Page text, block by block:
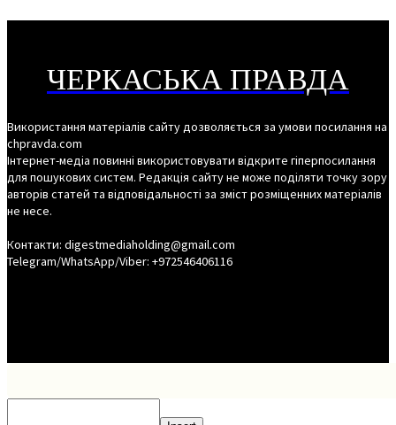
ЧЕРКАСЬКА ПРАВДА
Використання матеріалів сайту дозволяється за умови посилання на
chpravda.com
Інтернет-медіа повинні використовувати відкрите гіперпосилання
для пошукових систем. Редакція сайту не може поділяти точку зору
авторів статей та відповідальності за зміст розміщенних матеріалів
не несе.
Контакти: digestmediaholding@gmail.com
Telegram/WhatsApp/Viber: +972546406116